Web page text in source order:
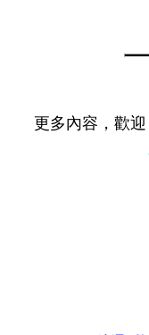
更多內容，歡迎